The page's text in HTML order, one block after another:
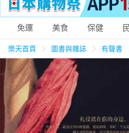
購物網分類
天天免運 美食蛋糕
居家生活 3C家電
免運 美食 保健
樂天首頁 圖書與雜誌 有聲書